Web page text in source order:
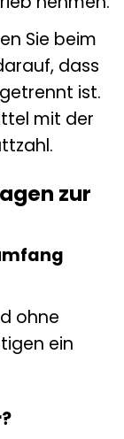
Sie beim
dass
ist.
mit der
zur
ohne
ein